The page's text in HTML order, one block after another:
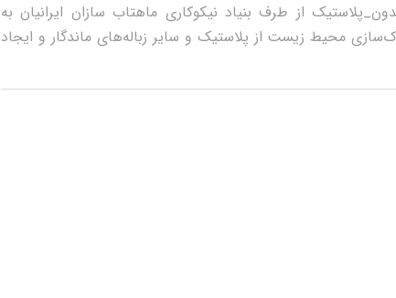
از طرف بنياد نيکوکاری ماهتاب سازان ايرانيان به
محيط زيست از پلاستيک و ساير زباله‌های ماندگار و ايجاد